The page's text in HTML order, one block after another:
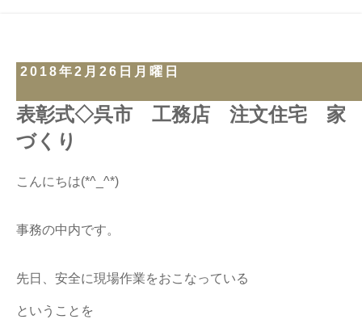
2018年2月26日月曜日
表彰式◇呉市 工務店 注文住宅 家
づくり
こんにちは(*^_^*)
事務の中内です。
先日、安全に現場作業をおこなっている
ということを